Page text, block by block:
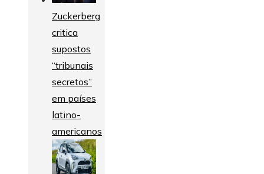
Zuckerberg
critica
supostos
“tribunais
secretos”
em países
latino-
americanos